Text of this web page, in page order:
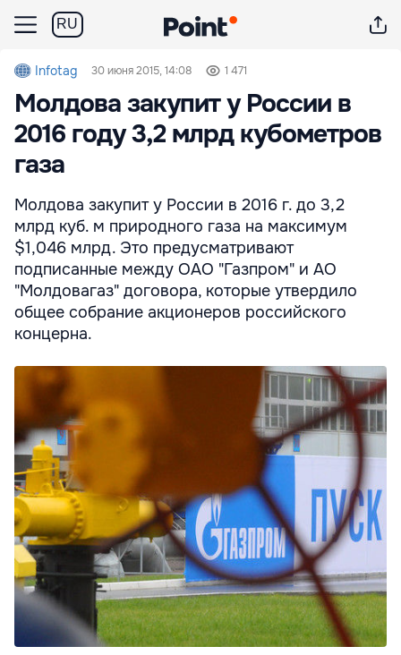
RU
Infotag 30 июня 2015, 14:08 1 471
Молдова закупит у России в
2016 году 3,2 млрд кубометров
газа
Молдова закупит у России в 2016 г. до 3,2
млрд куб. м природного газа на максимум
$1,046 млрд. Это предусматривают
подписанные между ОАО "Газпром" и АО
"Молдовагаз" договора, которые утвердило
общее собрание акционеров российского
концерна.